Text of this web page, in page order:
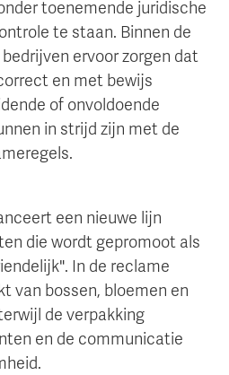
toenemende juridische
te staan. Binnen de
ervoor zorgen dat
en met bewijs
of onvoldoende
in strijd zijn met de
een nieuwe lijn
die wordt gepromoot als
In de reclame
van bossen, bloemen en
de verpakking
en de communicatie